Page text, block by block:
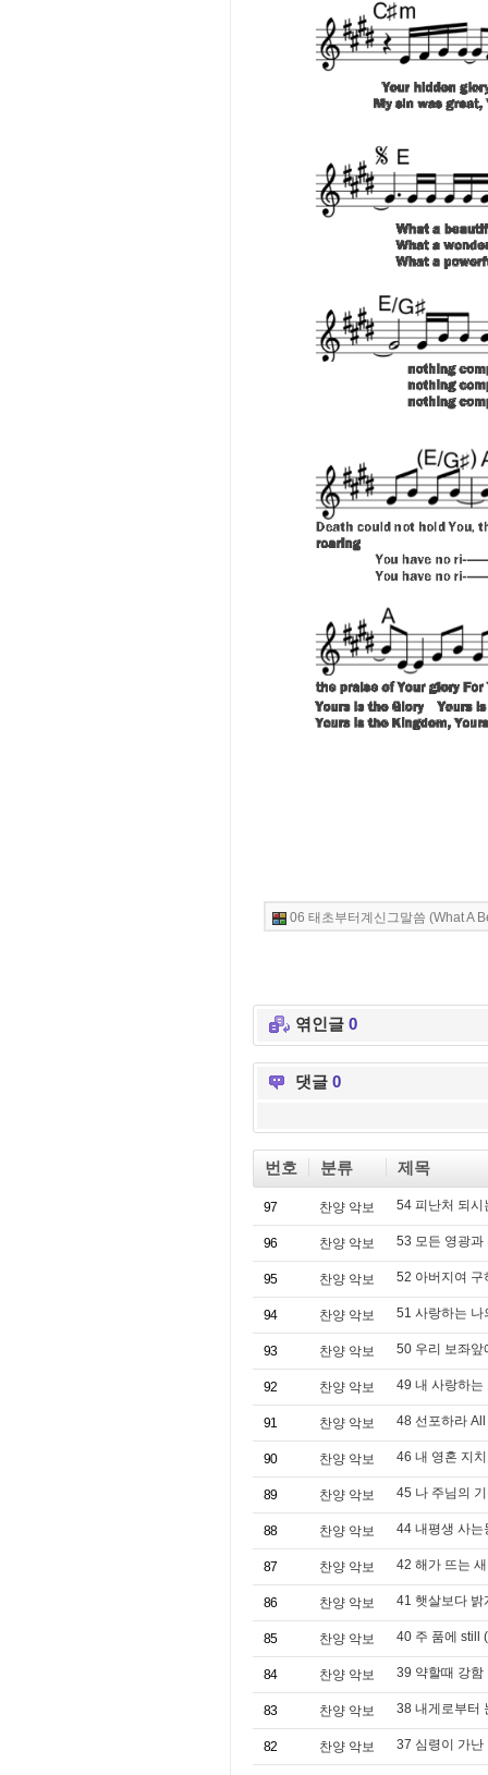
06 태초부터계신그말씀 (What A
엮인글 0
댓글 0
번호 분류 제목
97 찬양 악보 54 피난처 되시
96 찬양 악보 53 모든 영광과
95 찬양 악보 52 아버지여 구
94 찬양 악보 51 사랑하는
93 찬양 악보 50 우리 보좌앞
92 찬양 악보 49 내 사랑하
91 찬양 악보 48 선포하라
90 찬양 악보 46 내 영혼 지
89 찬양 악보 45 나 주님의
88 찬양 악보 44 내평생 사
87 찬양 악보 42 해가 뜨는
86 찬양 악보 41 햇살보다 밝
85 찬양 악보 40 주 품에 still
84 찬양 악보 39 약할때 강함
83 찬양 악보 38 내게로부터
82 찬양 악보 37 심령이 가난